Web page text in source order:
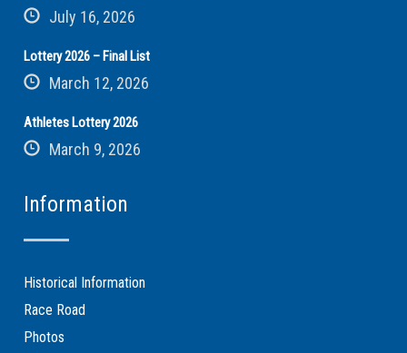
July 16, 2026
Lottery 2026 – Final List
March 12, 2026
Athletes Lottery 2026
March 9, 2026
Information
Historical Information
Race Road
Photos